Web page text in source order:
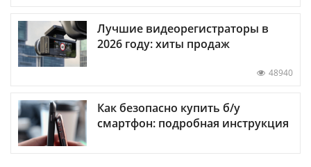
Лучшие видеорегистраторы в
2026 году: хиты продаж
48940
Как безопасно купить б/у
смартфон: подробная инструкция